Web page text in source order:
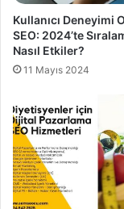
Kullanıcı Deneyimi
SEO: 2024’te
Nasıl Etkiler?
11 Mayıs 2024